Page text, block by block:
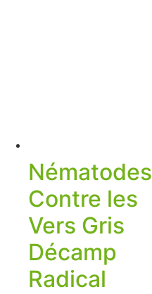
Nématodes
Contre les
Vers Gris
Décamp
Radical